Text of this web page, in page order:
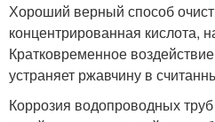
Хороший верный способ
концентрированная кислота,
Кратковременное
устраняет ржавчину в
Коррозия водопроводных